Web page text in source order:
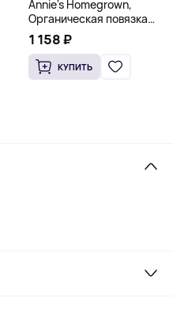
Annie's Homegrown,
Органическая повязка
«Богиня», 236 мл (8 жидк.
унц.)
1 158 ₽
КУПИТЬ